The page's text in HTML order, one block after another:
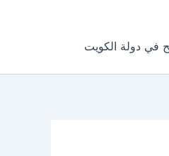
في دولة الكويت